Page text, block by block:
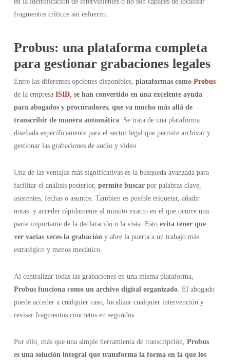
fragmentos críticos sin esfuerzo.
Probus: una plataforma completa
para gestionar grabaciones legales
Entre las diferentes opciones disponibles, plataformas como Probus
de la empresaISID, se han convertido en una excelente ayuda
para abogados y procuradores, que va mucho más allá de
transcribir de manera automática. Se trata de una plataforma
diseñada específicamente para el sector legal que permite archivar y
gestionar las grabaciones de audio y video.
Una de las ventajas más significativas es la búsqueda avanzada para
facilitar el análisis posterior, permite buscarpor palabras clave,
asistentes, fechas o asuntos. Tambien es posible etiquetar, añadir
notas y acceder rápidamente al minuto exacto en el que ocurre una
parte importante de la declaración o la vista. Esto evita tener que
ver varias veces la grabacióny abre la puerta a un trabajo más
estratégico y menos mecánico.
Al centralizar todas las grabaciones en una misma plataforma,
Probus funciona como un archivo digital organizado. El abogado
puede acceder a cualquier caso, localizar cualquier intervención y
revisar fragmentos concretos en segundos.
Por ello, más que una simple herramienta de transcripción, Probus
es una solución integral que transforma la forma en la que los